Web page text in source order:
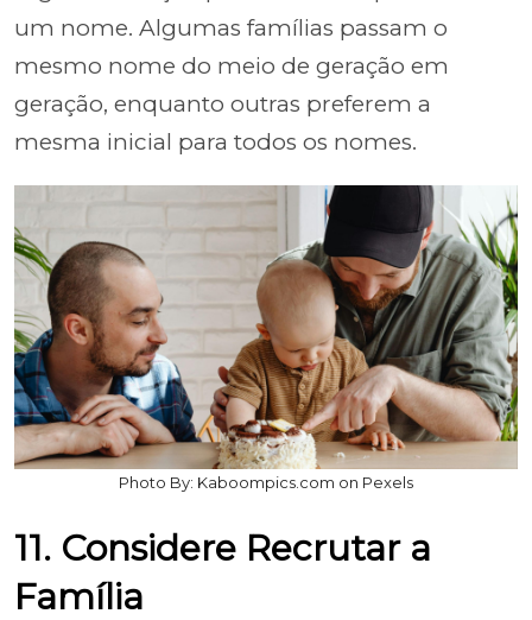
um nome. Algumas famílias passam o
mesmo nome do meio de geração em
geração, enquanto outras preferem a
mesma inicial para todos os nomes.
Photo By: Kaboompics.com on Pexels
11. Considere Recrutar a
Família